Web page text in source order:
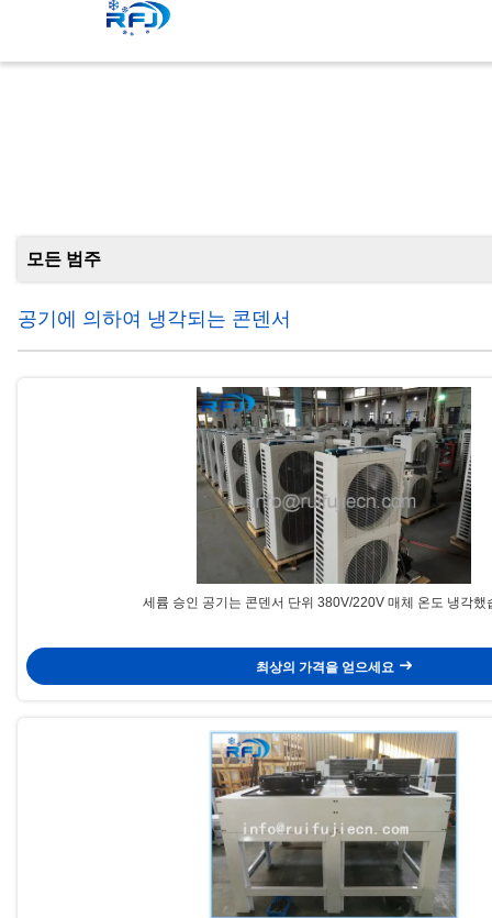
모든 범주
공기에 의하여 냉각되는 콘덴서
세륨 승인 공기는 콘덴서 단위 380V/220V 매체 온도 냉각했
최상의 가격을 얻으세요